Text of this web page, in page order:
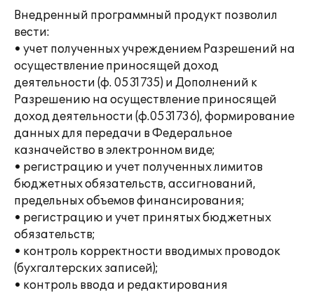
Внедренный программный продукт позволил
вести:
• учет полученных учреждением Разрешений на
осуществление приносящей доход
деятельности (ф. 0531735) и Дополнений к
Разрешению на осуществление приносящей
доход деятельности (ф.0531736), формирование
данных для передачи в Федеральное
казначейство в электронном виде;
• регистрацию и учет полученных лимитов
бюджетных обязательств, ассигнований,
предельных объемов финансирования;
• регистрацию и учет принятых бюджетных
обязательств;
• контроль корректности вводимых проводок
(бухгалтерских записей);
• контроль ввода и редактирования